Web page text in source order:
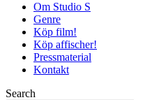
Om Studio S
Genre
Köp film!
Köp affischer!
Pressmaterial
Kontakt
Search